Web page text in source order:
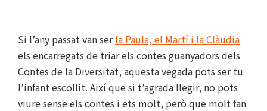
Si l’any passat van serla Paula, el Martí i la Clàudia
els encarregats de triar els contes guanyadors dels
Contes de la Diversitat, aquesta vegada pots ser tu
l’infant escollit. Així que si t’agrada llegir, no pots
viure sense els contes i ets molt, però que molt fan